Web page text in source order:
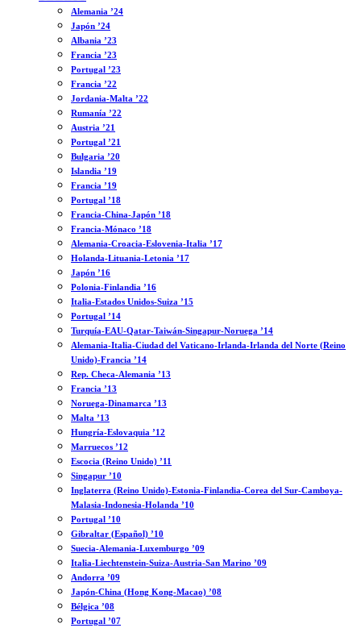
Alemania ’24
Japón ’24
Albania ’23
Francia ’23
Portugal ’23
Francia ’22
Jordania-Malta ’22
Rumanía ’22
Austria ’21
Portugal ’21
Bulgaria ’20
Islandia ’19
Francia ’19
Portugal ’18
Francia-China-Japón ’18
Francia-Mónaco ’18
Alemania-Croacia-Eslovenia-Italia ’17
Holanda-Lituania-Letonia ’17
Japón ’16
Polonia-Finlandia ’16
Italia-Estados Unidos-Suiza ’15
Portugal ’14
Turquía-EAU-Qatar-Taiwán-Singapur-Noruega ’14
Alemania-Italia-Ciudad del Vaticano-Irlanda-Irlanda del Norte (Reino
Unido)-Francia ’14
Rep. Checa-Alemania ’13
Francia ’13
Noruega-Dinamarca ’13
Malta ’13
Hungría-Eslovaquia ’12
Marruecos ’12
Escocia (Reino Unido) ’11
Singapur ’10
Inglaterra (Reino Unido)-Estonia-Finlandia-Corea del Sur-Camboya-
Malasia-Indonesia-Holanda ’10
Portugal ’10
Gibraltar (Español) ’10
Suecia-Alemania-Luxemburgo ’09
Italia-Liechtenstein-Suiza-Austria-San Marino ’09
Andorra ’09
Japón-China (Hong Kong-Macao) ’08
Bélgica ’08
Portugal ’07